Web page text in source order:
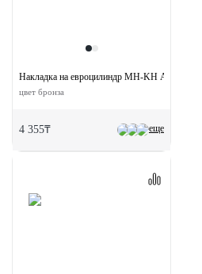
еще
Накладка на евроцилиндр MH-KH AB круглая
цвет бронза
4 355₸